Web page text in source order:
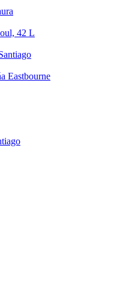
42 L
Eastbourne